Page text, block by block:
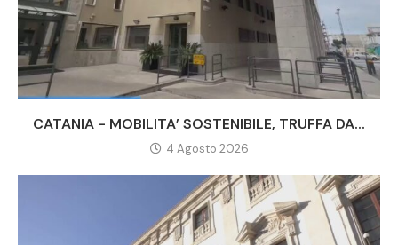
CATANIA - MOBILITA’ SOSTENIBILE, TRUFFA DA...
4 Agosto 2026